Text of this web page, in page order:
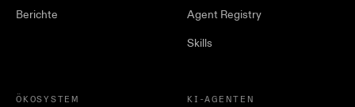
Berichte Agent Registry
Skills
ÖKOSYSTEM KI-AGENTEN